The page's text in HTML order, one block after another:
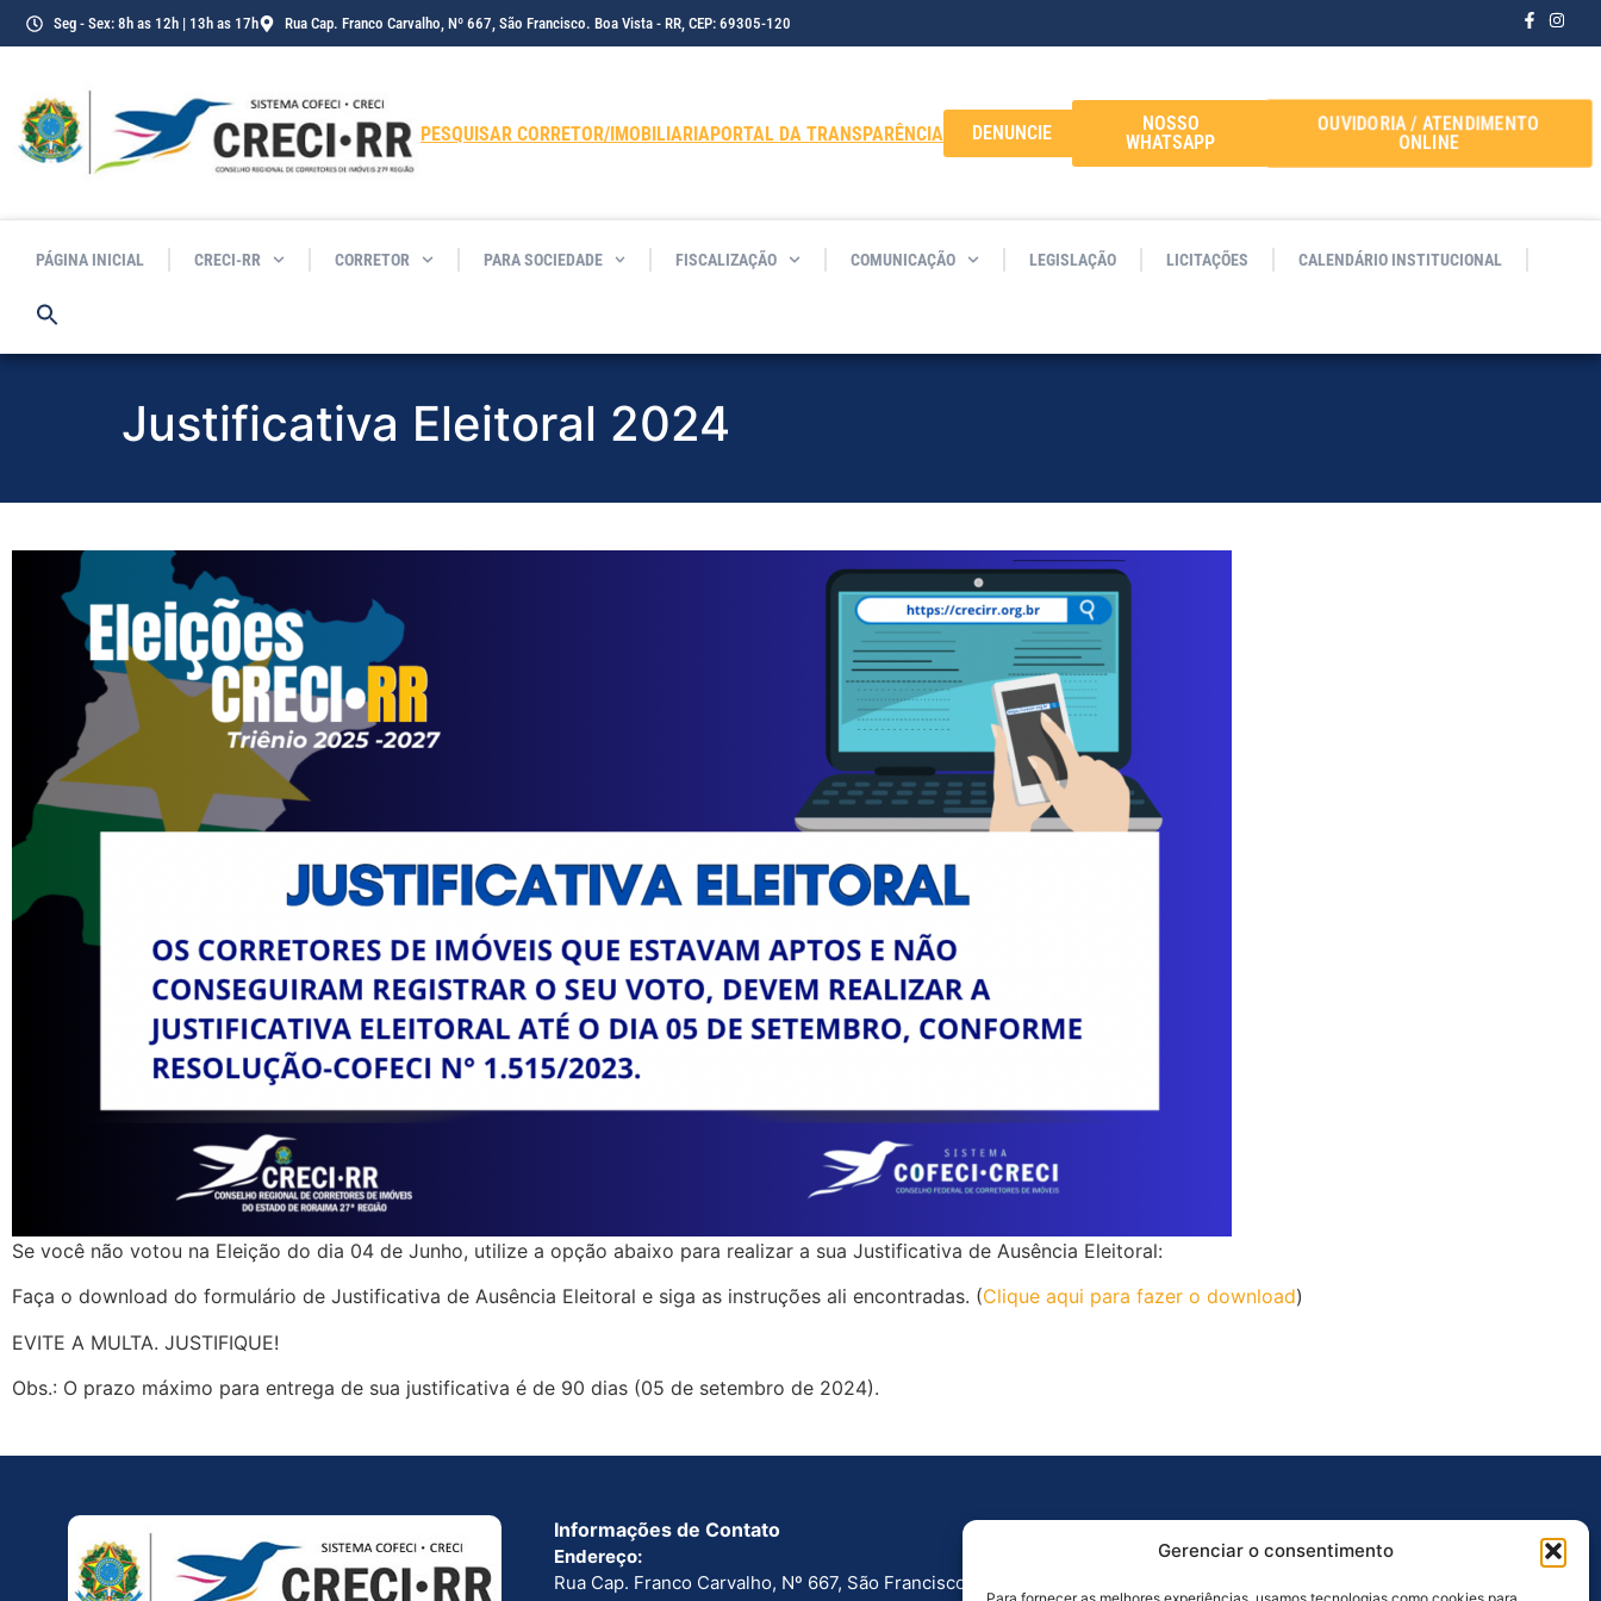
Gerenciar o consentimento
conteúdoSeg - Sex: 8h as 12h | 13h as 17h Rua Cap. Franco Carvalho, Nº 667, São Francisco. Boa Vista - RR, CEP: 69305-120
PESQUISAR CORRETOR/IMOBILIARIAPORTAL DA TRANSPARÊNCIA DENUNCIE
NOSSO
WHATSAPP
OUVIDORIA / ATENDIMENTO
ONLINE
PÁGINA INICIAL CRECI-RR CORRETOR PARA SOCIEDADE FISCALIZAÇÃO COMUNICAÇÃO LEGISLAÇÃO LICITAÇÕES CALENDÁRIO INSTITUCIONAL
Justificativa Eleitoral 2024
Se você não votou na Eleição do dia 04 de Junho, utilize a opção abaixo para realizar a sua Justificativa de Ausência Eleitoral:
Faça o download do formulário de Justificativa de Ausência Eleitoral e siga as instruções ali encontradas. (Clique aqui para fazer o download)
EVITE A MULTA. JUSTIFIQUE!
Obs.: O prazo máximo para entrega de sua justificativa é de 90 dias (05 de setembro de 2024).
Informações de Contato
Endereço:
Rua Cap. Franco Carvalho, Nº 667, São Francisco. Boa
Ouvidoria